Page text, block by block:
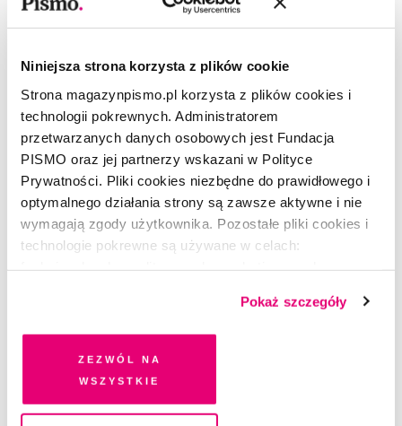
Niniejsza strona korzysta z plików cookie
Strona magazynpismo.pl korzysta z plików cookies i
technologii pokrewnych. Administratorem
przetwarzanych danych osobowych jest Fundacja
PISMO oraz jej partnerzy wskazani w Polityce
Prywatności. Pliki cookies niezbędne do prawidłowego i
optymalnego działania strony są zawsze aktywne i nie
wymagają zgody użytkownika. Pozostałe pliki cookies i
technologie pokrewne są używane w celach:
dobrowolną zgodę na pliki cookies i technologie
pokrewne, zgadzasz się na przechowywanie informacji
na Twoim urządzeniu końcowym lub dostęp do niego i
przetwarzanie danych. Zgodę na wszystkie lub niektóre
chwili wycofać lub ponowić w zakładce "Ustawienia
Pokaż szczegóły
Zezwól na
wszystkie